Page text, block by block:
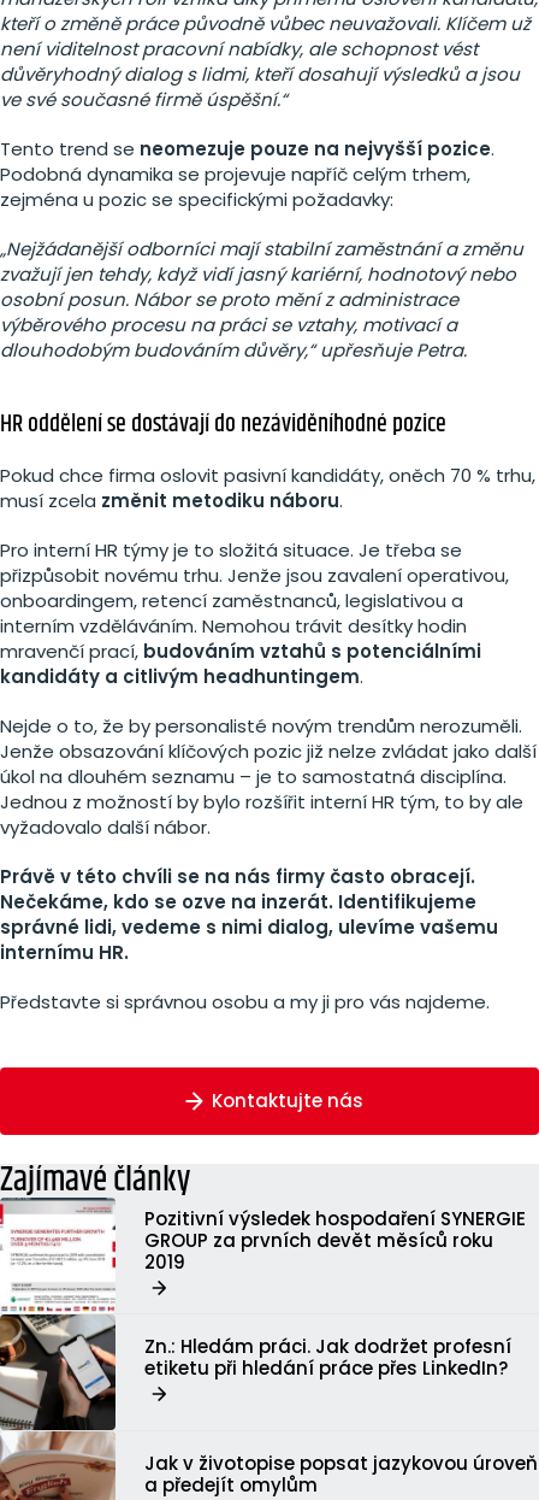
kteří o změně práce původně vůbec neuvažovali. Klíčem už
není viditelnost pracovní nabídky, ale schopnost vést
důvěryhodný dialog s lidmi, kteří dosahují výsledků a jsou
ve své současné firmě úspěšní.“
Tento trend se neomezuje pouze na nejvyšší pozice.
Podobná dynamika se projevuje napříč celým trhem,
zejména u pozic se specifickými požadavky:
„Nejžádanější odborníci mají stabilní zaměstnání a změnu
zvažují jen tehdy, když vidí jasný kariérní, hodnotový nebo
osobní posun. Nábor se proto mění z administrace
výběrového procesu na práci se vztahy, motivací a
dlouhodobým budováním důvěry,“ upřesňuje Petra.
HR oddělení se dostávají do nezáviděníhodné pozice
Pokud chce firma oslovit pasivní kandidáty, oněch 70 % trhu,
musí zcela změnit metodiku náboru.
Pro interní HR týmy je to složitá situace. Je třeba se
přizpůsobit novému trhu. Jenže jsou zavalení operativou,
onboardingem, retencí zaměstnanců, legislativou a
interním vzděláváním. Nemohou trávit desítky hodin
mravenčí prací, budováním vztahů s potenciálními
kandidáty a citlivým headhuntingem.
Nejde o to, že by personalisté novým trendům nerozuměli.
Jenže obsazování klíčových pozic již nelze zvládat jako další
úkol na dlouhém seznamu – je to samostatná disciplína.
Jednou z možností by bylo rozšířit interní HR tým, to by ale
vyžadovalo další nábor.
Právě v této chvíli se na nás firmy často obracejí.
Nečekáme, kdo se ozve na inzerát. Identifikujeme
správné lidi, vedeme s nimi dialog, ulevíme vašemu
internímu HR.
Představte si správnou osobu a my ji pro vás najdeme.
Kontaktujte nás
Zajímavé články
Pozitivní výsledek hospodaření SYNERGIE
GROUP za prvních devět měsíců roku
2019
Zn.: Hledám práci. Jak dodržet profesní
etiketu při hledání práce přes LinkedIn?
Jak v životopise popsat jazykovou úroveň
a předejít omylům